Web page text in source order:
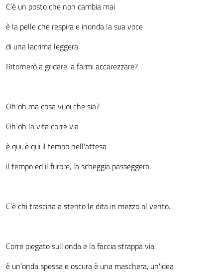
C’è un posto che non cambia mai
è la pelle che respira e inonda la sua voce
di una lacrima leggera.
Ritornerò a gridare, a farmi accarezzare?
Oh oh ma cosa vuoi che sia?
Oh oh la vita corre via
è qui, è qui il tempo nell'attesa
il tempo ed il furore, la scheggia passeggera.
C’è chi trascina a stento le dita in mezzo al vento.
Corre piegato sull'onda e la faccia strappa via
è un’onda spessa e oscura è una maschera, un'idea